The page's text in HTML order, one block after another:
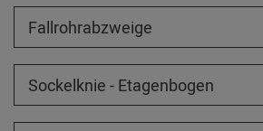
Fallrohrabzweige
Sockelknie - Etagenbogen